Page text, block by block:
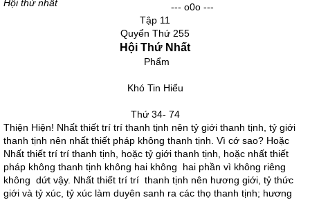
Hội thứ nhất
--- o0o ---
Tập 11
Quyển Thứ 255
Hội Thứ Nhất
Phẩm
Khó Tin Hiểu
Thứ 34- 74
Thiện Hiện! Nhất thiết trí trí thanh tịnh nên tỷ giới thanh tịnh, tỷ giới
thanh tịnh nên nhất thiết pháp không thanh tịnh. Vì cớ sao? Hoặc
Nhất thiết trí trí thanh tịnh, hoặc tỷ giới thanh tịnh, hoặc nhất thiết
pháp không thanh tịnh không hai không hai phần vì không riêng
không dứt vậy. Nhất thiết trí trí thanh tịnh nên hương giới, tỷ thức
giới và tỷ xúc, tỷ xúc làm duyên sanh ra các thọ thanh tịnh; hương